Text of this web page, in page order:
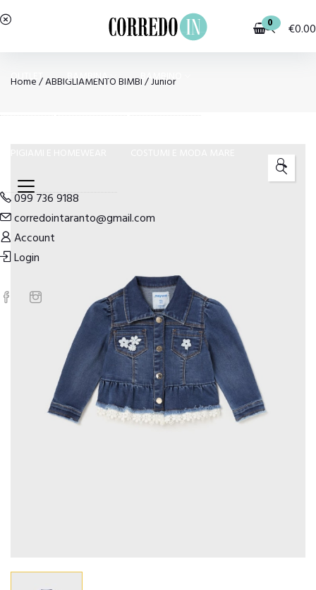
0 €0.00
OUTLET BAMBINA BAMBINO
099 736 9188
corredointaranto@gmail.com
Account
Login
Home/ABBIGLIAMENTO BIMBI/Junior
🔍